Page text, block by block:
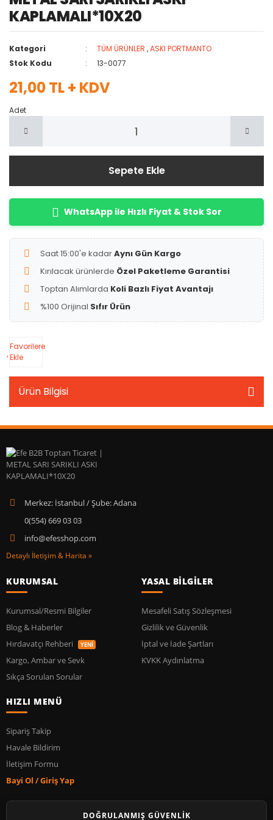
KAPLAMALI*10X20
Kategori TÜM ÜRÜNLER ,ASKI PORTMANTO
Stok Kodu
13-0077
21,00 TL + KDV
Adet
Sepete Ekle
WhatsApp ile Hızlı Fiyat & Stok Sor
Saat 15:00'e kadarAynı Gün Kargo
Kırılacak ürünlerde Özel Paketleme Garantisi
Toptan Alımlarda Koli Bazlı Fiyat Avantajı
%100 Orijinal Sıfır Ürün
Favorilere
Ekle
Ürün Bilgisi
Merkez: İstanbul / Şube: Adana
0(554) 669 03 03
info@efesshop.com
Detaylı İletişim & Harita »
KURUMSAL
Kurumsal/Resmi Bilgiler
Blog & Haberler
Hırdavatçı Rehberi
YENİ
Kargo, Ambar ve Sevk
Sıkça Sorulan Sorular
YASAL BİLGİLER
Mesafeli Satış Sözleşmesi
Gizlilik ve Güvenlik
İptal ve İade Şartları
KVKK Aydınlatma
HIZLI MENÜ
Sipariş Takip
Havale Bildirim
İletişim Formu
Bayi Ol / Giriş Yap
DOĞRULANMIŞ GÜVENLİK